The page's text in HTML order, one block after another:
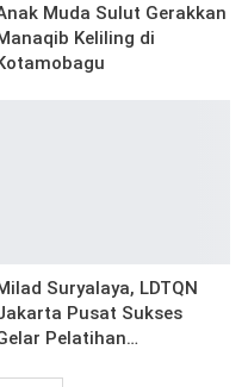
Muda Sulut Gerakkan
Keliling di
Suryalaya, LDTQN
Pusat Sukses
Pelatihan…